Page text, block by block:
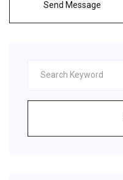
Send Message